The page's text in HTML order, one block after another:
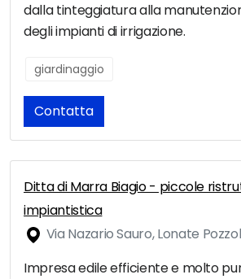
dalla tinteggiatura alla
degli impianti di irrigazione.
giardinaggio
Contatta
Ditta di Marra Biagio - piccole
impiantistica
Via Nazario Sauro, Lonate
Impresa edile efficiente e molto